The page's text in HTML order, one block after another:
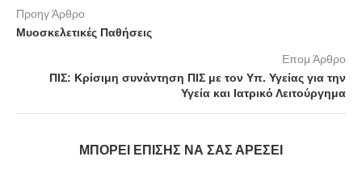
Προηγ Άρθρο
Μυοσκελετικές Παθήσεις
Επομ Άρθρο
ΠΙΣ: Κρίσιμη συνάντηση ΠΙΣ με τον Υπ. Υγείας για την
Υγεία και Ιατρικό Λειτούργημα
ΜΠΟΡΕΊ ΕΠΊΣΗΣ ΝΑ ΣΑΣ ΑΡΈΣΕΙ